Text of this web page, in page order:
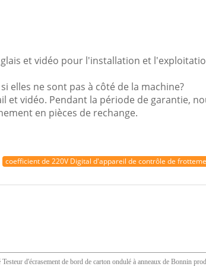
et vidéo pour l'installation et
elles ne sont pas à côté de la machine?
vidéo. Pendant la période de garantie,
en pièces de rechange.
coefficient de 220V Digital d'appareil de contrôle de